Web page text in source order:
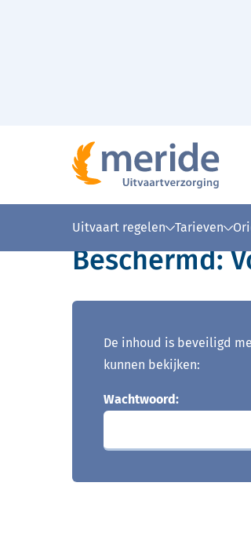
Uitvaart regelen Tarieven
Home
>
Beschermd:
Lees voor Uitleg
Beschermd:
De inhoud is beveiligd
kunnen bekijken:
Wachtwoord: